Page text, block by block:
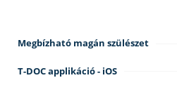
Megbízható magán szülészet
T-DOC applikáció - iOS